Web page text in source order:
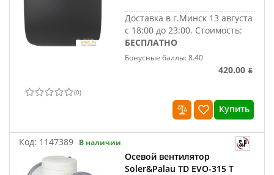
Доставка в г.Минск 13 августа
с 18:00 до 23:00. Стоимость:
БЕСПЛАТНО
Бонусные баллы: 8.40
420.00 ƃ
(0)
Купить
Код: 1147389 В наличии
Осевой вентилятор
Soler&Palau TD EVO-315 T